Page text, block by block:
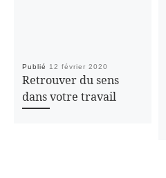
Publié 12 février 2020
Retrouver du sens
dans votre travail